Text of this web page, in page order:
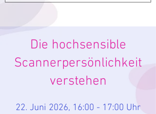
Die hochsensible
Scannerpersönlichkeit
verstehen
22. Juni 2026, 16:00 - 17:00 Uhr